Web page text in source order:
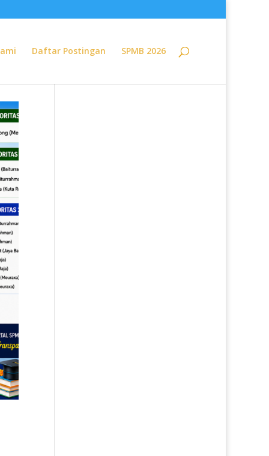
Daftar Postingan SPMB 2026